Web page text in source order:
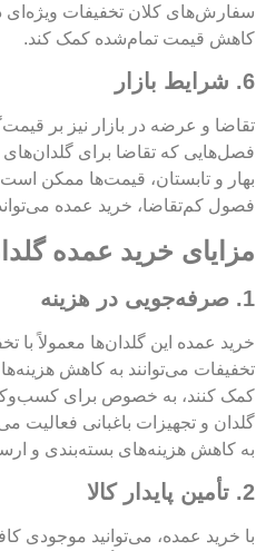
سفارش‌های کلان تخفیفات ویژه‌ای
کاهش قیمت تمام‌شده کمک کند.
6. شرایط بازار
تقاضا و عرضه در بازار نیز بر
فصل‌هایی که تقاضا برای گلدان‌های
بهار و تابستان، قیمت‌ها ممکن
فصول کم‌تقاضا، خرید عمده
مزایای خرید عمده
1. صرفه‌جویی در هزینه
خرید عمده این گلدان‌ها معمولاً با
تخفیفات می‌توانند به کاهش
کمک کنند، به خصوص برای
گلدان و تجهیزات باغبانی فعالیت
به کاهش هزینه‌های بسته‌بندی و
2. تأمین پایدار کالا
با خرید عمده، می‌توانید موجودی